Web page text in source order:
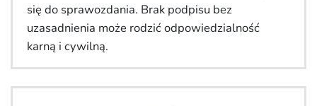
się do sprawozdania. Brak podpisu bez
uzasadnienia może rodzić odpowiedzialność
karną i cywilną.